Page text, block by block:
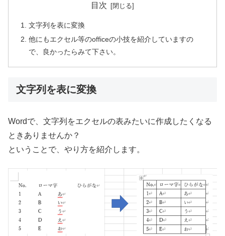
目次
文字列を表に変換
他にもエクセル等のofficeの小技を紹介していますの
で、良かったらみて下さい。
文字列を表に変換
Wordで、文字列をエクセルの表みたいに作成したくなる
ときありませんか？
ということで、やり方を紹介します。